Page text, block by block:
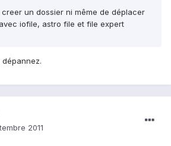
creer un dossier ni même de déplacer
iofile, astro file et file expert
dépannez.
2011